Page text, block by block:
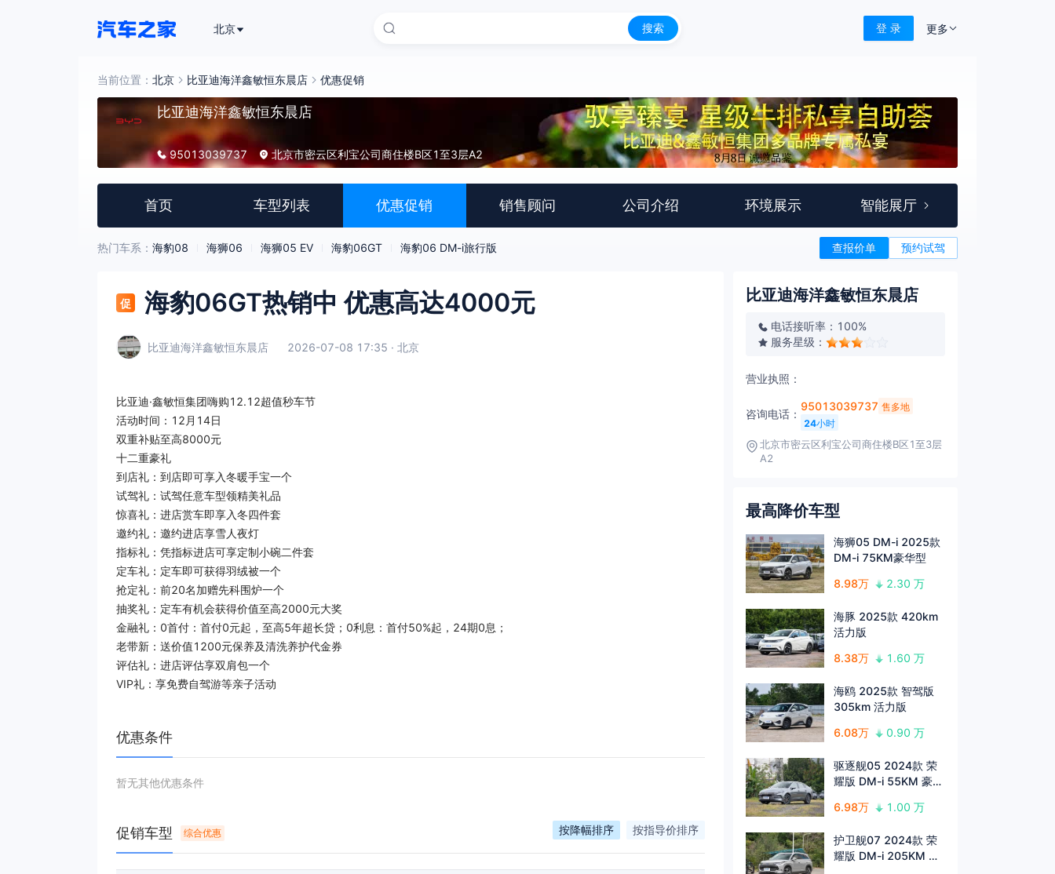
北京 搜索 更多
登 录
当前位置： 北京 比亚迪海洋鑫敏恒东晨店 优惠促销
比亚迪海洋鑫敏恒东晨店
95013039737 北京市密云区利宝公司商住楼B区1至3层A2
首页 车型列表 优惠促销 销售顾问 公司介绍 环境展示 智能展厅
热门车系： 海豹08 海狮06 海狮05 EV 海豹06GT 海豹06 DM-i旅行版 查报价单 预约试驾
促 海豹06GT热销中 优惠高达4000元
比亚迪海洋鑫敏恒东晨店 2026-07-08 17:35 · 北京
比亚迪·鑫敏恒集团嗨购12.12超值秒车节
活动时间：12月14日
双重补贴至高8000元
十二重豪礼
到店礼：到店即可享入冬暖手宝一个
试驾礼：试驾任意车型领精美礼品
惊喜礼：进店赏车即享入冬四件套
邀约礼：邀约进店享雪人夜灯
指标礼：凭指标进店可享定制小碗二件套
定车礼：定车即可获得羽绒被一个
抢定礼：前20名加赠先科围炉一个
抽奖礼：定车有机会获得价值至高2000元大奖
金融礼：0首付：首付0元起，至高5年超长贷；0利息：首付50%起，24期0息；
老带新：送价值1200元保养及清洗养护代金券
评估礼：进店评估享双肩包一个
VIP礼：享免费自驾游等亲子活动
优惠条件
暂无其他优惠条件
按指导价排序
按降幅排序
促销车型 综合优惠
比亚迪海洋鑫敏恒东晨店
电话接听率：100%
服务星级：
营业执照：
咨询电话：
95013039737 售多地
24小时
北京市密云区利宝公司商住楼B区1至3层
A2
最高降价车型
海狮05 DM-i 2025款
DM-i 75KM豪华型
8.98万
2.30 万
海豚 2025款 420km
活力版
8.38万
1.60 万
海鸥 2025款 智驾版
305km 活力版
6.08万
0.90 万
驱逐舰05 2024款 荣
耀版 DM-i 55KM 豪华
6.98万 1.00 万
护卫舰07 2024款 荣
耀版 DM-i 205KM 旗